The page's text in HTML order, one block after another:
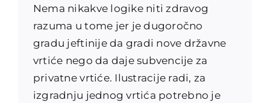
Nema nikakve logike niti zdravog
razuma u tome jer je dugoročno
gradu jeftinije da gradi nove državne
vrtiće nego da daje subvencije za
privatne vrtiće. Ilustracije radi, za
izgradnju jednog vrtića potrebno je